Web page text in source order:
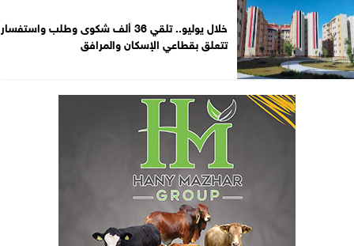
خلال يوليو.. تلقي 36 ألف شكوى وطلب واستفسار
تتعلق بقطاعي الإسكان والمرافق